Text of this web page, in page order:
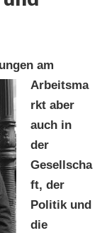
am
Arbeitsma
rkt aber
auch in
der
Gesellscha
ft, der
Politik und
die